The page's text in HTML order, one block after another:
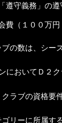
遵守義務」の
費（１００万
の数は、シー
においてＤ２ク
ラブの資格要件
リーに所属す